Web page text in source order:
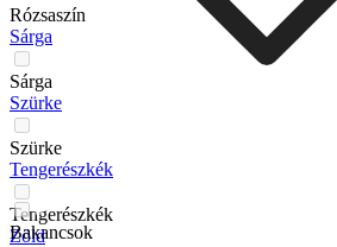
Rózsaszín
Sárga
Sárga
Szürke
Szürke
Tengerészkék
Tengerészkék
Zöld
Bakancsok